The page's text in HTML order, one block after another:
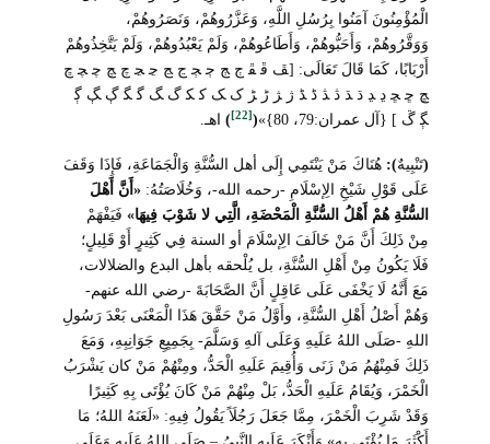
الْمُؤْمِنُونَ آمَنُوا بِرُسُلِ اللَّهِ، وَعَزَّرُوهُمْ، وَنَصَرُوهُمْ،
وَوَقَّرُوهُمْ، وَأَحَبُّوهُمْ، وَأَطَاعُوهُمْ، وَلَمْ يَعْبُدُوهُمْ، وَلَمْ يَتَّخِذُوهُمْ
أَرْبَابًا، كَمَا قَالَ تَعَالَى: [ﭯ ﭰ ﭱ ﭲ ﭳ ﭴ ﭵ ﭶ ﭷ ﭸ ﭹ ﭺ ﭻ ﭼ ﭽ ﭾ
ﭿ ﮀ ﮁ ﮂ ﮃ ﮄ ﮅ ﮆ ﮇ ﮈ ﮉ ﮊ ﮋ ﮌ ﮍ ﮎ ﮏ ﮐ ﮑ ﮒ ﮓ ﮔ ﮕ ﮖ ﮗ ﮘ
ﮙ ﮚ ] {آل عمران:79، 80}»
(
[22]
) اهـ.
(تَنْبِيهٌ): هُنَاكَ مَنْ يَنْتَمِي إِلَى أهل السُّنَّةِ وَالْجَمَاعَةِ، فَإِذَا وَقَفَ
عَلَى قَوْلِ شَيْخِ الِإسْلَامِ -رحمه الله-، وَخُلَاصَتُهُ:«أَنَّ أَهْلَ
السُّنَّةِ هُمْ أَهْلُ السُّنَّةِ الْمَحْضَةِ، الَّتِي لا شَوْبَ فِيهَا» فَيَفْهَمْ
مِنْ ذَلِكَ أَنَّ مَنْ خَالَفَ الِإسْلَامَ أو السنة فِي كَثِيرٍ أَوْ قَلِيلٍ؛
فَلَا يَكُونُ مِنْ أَهْلِ السُّنَّةِ، بل يُلْحقه بأهل البدع والضلالات،
مَعَ أَنَّهُ لَا يَخْفَى عَلَى عَاقِلٍ أَنَّ الصَّحَابَةَ -رضي الله عنهم-
وَهُمْ أَصْلُ أَهْلِ السُّنَّةِ، وأَوَّلُ مَنْ حَقَّقَ هَذَا الْمَعْنَى بَعْدَ رَسُولِ
اللهِ -صَلَى اللهُ عَلَيهِ وَعَلَى آلهِ وَسَلَّمَ- بِجَمِيِعِ جَوَانِبِهِ، وَمَعَ
ذَلِكَ فَمِنْهُمُ مَنْ زَنَى وَأُقِيمَ عَلَيهِ الْحَدُّ، ومِنْهُمْ مَنْ كان يَشْرَبُ
الْخَمْرَ، وَيُقَامُ عَلَيهِ الْحَدُّ، بَلْ مِنْهُمْ مَنْ كَانَ يُؤْتَى بِهِ كَثِيرًا
وَقَدْ شَرِبَ الْخَمْرَ، مِمَّا جَعَلَ رَجُلَاً يَقُولُ فِيهِ: «لَعَنَهُ اللهُ؛ مَا